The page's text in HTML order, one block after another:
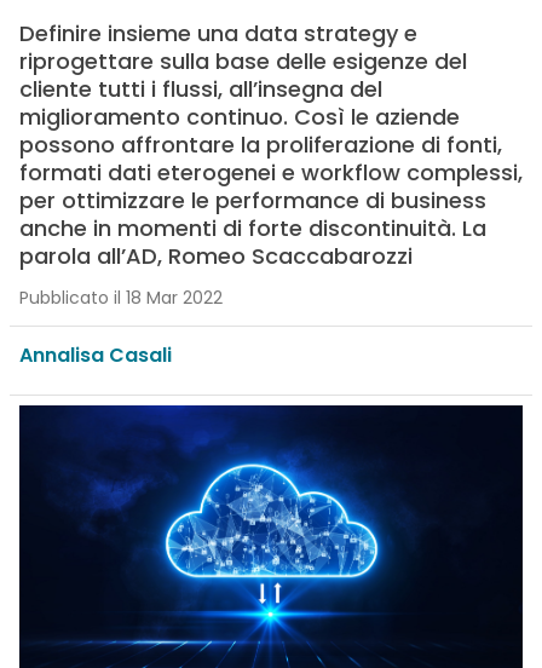
Definire insieme una data strategy e
riprogettare sulla base delle esigenze del
cliente tutti i flussi, all’insegna del
miglioramento continuo. Così le aziende
possono affrontare la proliferazione di fonti,
formati dati eterogenei e workflow complessi,
per ottimizzare le performance di business
anche in momenti di forte discontinuità. La
parola all’AD, Romeo Scaccabarozzi
Pubblicato il 18 Mar 2022
Annalisa Casali